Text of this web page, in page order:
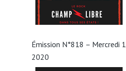
Émission N°818 – Mercredi
2020